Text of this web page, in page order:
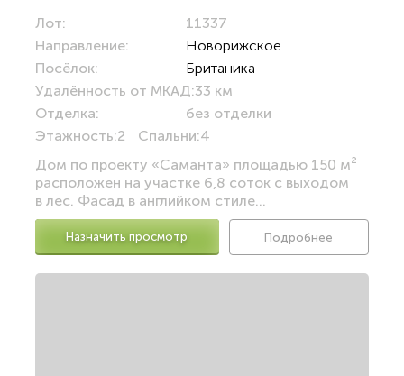
Лот:
11337
Направление:
Новорижское
Посёлок:
Британика
Удалённость от МКАД:33 км
Отделка:
без отделки
Этажность:2 Спальни:4
Дом по проекту «Саманта» площадью 150 м²
расположен на участке 6,8 соток с выходом
в лес. Фасад в английком стиле...
Назначить просмотр Подробнее